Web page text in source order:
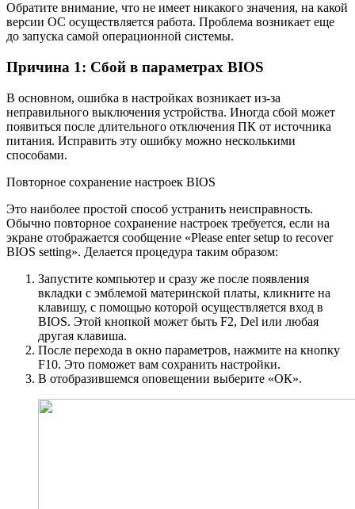
Обратите внимание, что не имеет никакого значения, на какой
версии ОС осуществляется работа. Проблема возникает еще
до запуска самой операционной системы.
Причина 1: Сбой в параметрах BIOS
В основном, ошибка в настройках возникает из-за
неправильного выключения устройства. Иногда сбой может
появиться после длительного отключения ПК от источника
питания. Исправить эту ошибку можно несколькими
способами.
Повторное сохранение настроек BIOS
Это наиболее простой способ устранить неисправность.
Обычно повторное сохранение настроек требуется, если на
экране отображается сообщение «Please enter setup to recover
BIOS setting». Делается процедура таким образом:
Запустите компьютер и сразу же после появления
вкладки с эмблемой материнской платы, кликните на
клавишу, с помощью которой осуществляется вход в
BIOS. Этой кнопкой может быть F2, Del или любая
другая клавиша.
После перехода в окно параметров, нажмите на кнопку
F10. Это поможет вам сохранить настройки.
В отобразившемся оповещении выберите «ОК».